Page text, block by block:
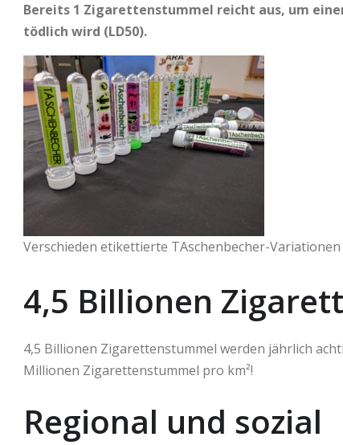
Bereits 1 Zigarettenstummel reicht aus, um
tödlich wird (LD50).
Verschieden etikettierte TAschenbecher-Variationen
4,5 Billionen
4,5 Billionen Zigarettenstummel werden jährlich
Millionen Zigarettenstummel pro km²!
Regional und sozial